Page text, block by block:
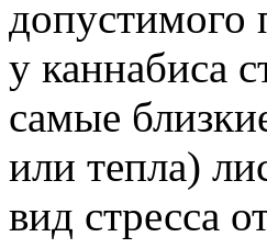
допустимого
у каннабиса
самые
или тепла)
вид стресса